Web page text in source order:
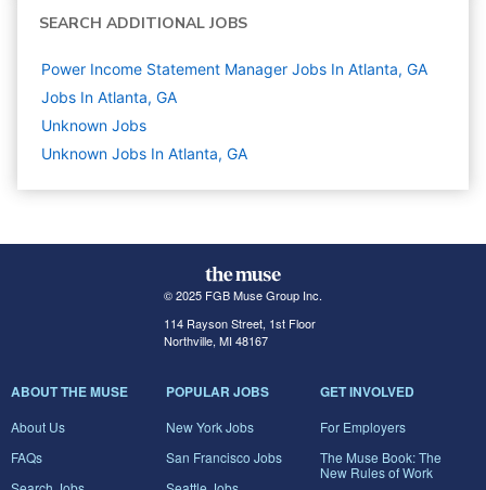
SEARCH ADDITIONAL JOBS
Power Income Statement Manager Jobs In Atlanta, GA
Jobs In Atlanta, GA
Unknown Jobs
Unknown Jobs In Atlanta, GA
© 2025 FGB Muse Group Inc.
114 Rayson Street, 1st Floor
Northville, MI 48167
ABOUT THE MUSE
About Us
FAQs
POPULAR JOBS
New York Jobs
San Francisco Jobs
GET INVOLVED
For Employers
The Muse Book: The
New Rules of Work